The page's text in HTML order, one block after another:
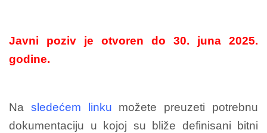
Javni poziv je otvoren do 30. juna 2025.
godine.
Na sledećem linku možete preuzeti potrebnu
dokumentaciju u kojoj su bliže definisani bitni